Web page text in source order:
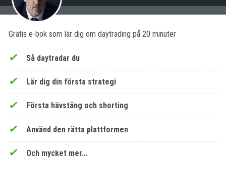
Gratis e-bok som lär dig om daytrading på 20 minuter
Så daytradar du
Lär dig din första strategi
Första hävstång och shorting
Använd den rätta plattformen
Och mycket mer...